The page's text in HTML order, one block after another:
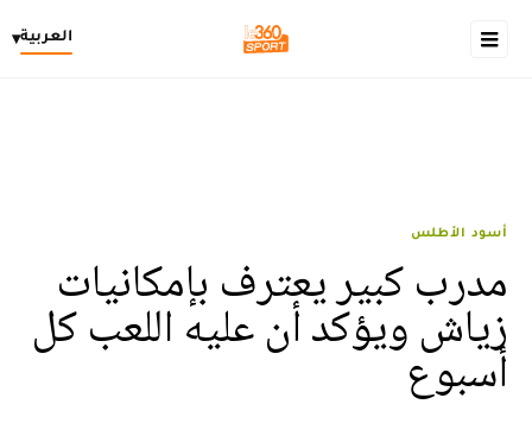
العربية▾
أسود الأطلس
مدرب كبير يعترف بإمكانيات
زياش ويؤكد أن عليه اللعب كل
أسبوع